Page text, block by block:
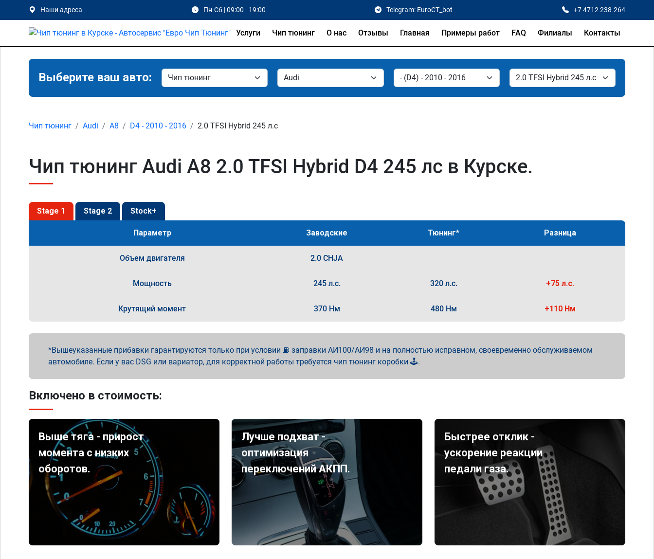
Наши адреса Пн-Сб | 09:00 - 19:00 Telegram: EuroCT_bot +7 4712 238-264
Услуги Чип тюнинг О нас Отзывы Главная Примеры работ FAQ Филиалы Контакты
Выберите ваш авто:
Чип тюнинг Audi A8 D4 - 2010 - 2016 2.0 TFSI Hybrid 245 л.с
Чип тюнинг Audi A8 2.0 TFSI Hybrid D4 245 лс в Курске.
Stage 1 Stage 2 Stock+
Параметр Заводские Тюнинг* Разница
Объем двигателя 2.0 CHJA
Мощность 245 л.с. 320 л.с. +75 л.с.
Крутящий момент 370 Нм 480 Нм +110 Нм
Вышеуказанные прибавки гарантируются только при условии ⛽ заправки АИ100/АИ98 и на полностью исправном, своевременно обслуживаемом
автомобиле. Если у вас DSG или вариатор, для корректной работы требуется чип тюнинг коробки 🕹️.
Включено в стоимость:
Выше тяга - прирост
момента с низких
оборотов.
Лучше подхват -
оптимизация
переключений АКПП.
Быстрее отклик -
ускорение реакции
педали газа.